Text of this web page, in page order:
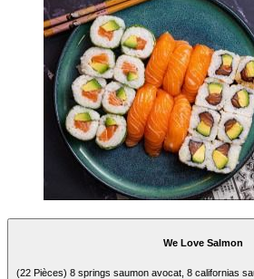
We Love Salmon
(22 Pièces) 8 springs saumon avocat, 8 californias